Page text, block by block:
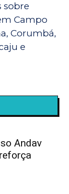
sobre
Campo
Corumbá,
e
Andav